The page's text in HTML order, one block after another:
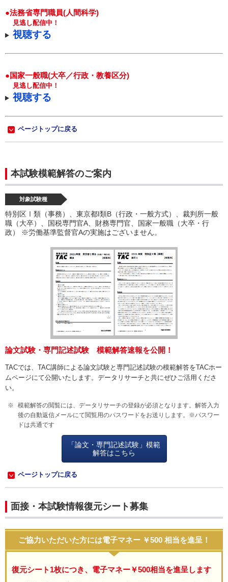
●法務省専門職員(人間科学)
見逃し配信中！
視聴する
●国家一般職(大卒／行政・教養区分)
見逃し配信中！
視聴する
ページトップに戻る
本試験模範解答のご案内
対象試験種
特別区Ⅰ類（事務）、東京都I類B（行政・一般方式）、裁判所一般
職（大卒）、国税専門官A、財務専門官、国家一般職（大卒・行
政） ※労働基準監督官Aの実施はございません。
論文試験・専門記述試験 模範解答速報を公開！
TACでは、TAC講師による論文試験と専門記述試験の模範解答をTACホー
ムページにて公開いたします。データリサーチと共にぜひご活用くださ
い。
模範解答の閲覧には、データリサーチの登録が必須となります。解答入力
後の自動返信メールにて閲覧用のパスワードをお送りします。※パスワー
ドは共通です
「論文・専門記述試験」模範
解答はこちら
ページトップに戻る
面接・本試験情報復元シート募集
ご協力いただいた方には電子マネー ￥500 相当を進呈！
復元シート1枚につき、電子マネー￥500相当を進呈します